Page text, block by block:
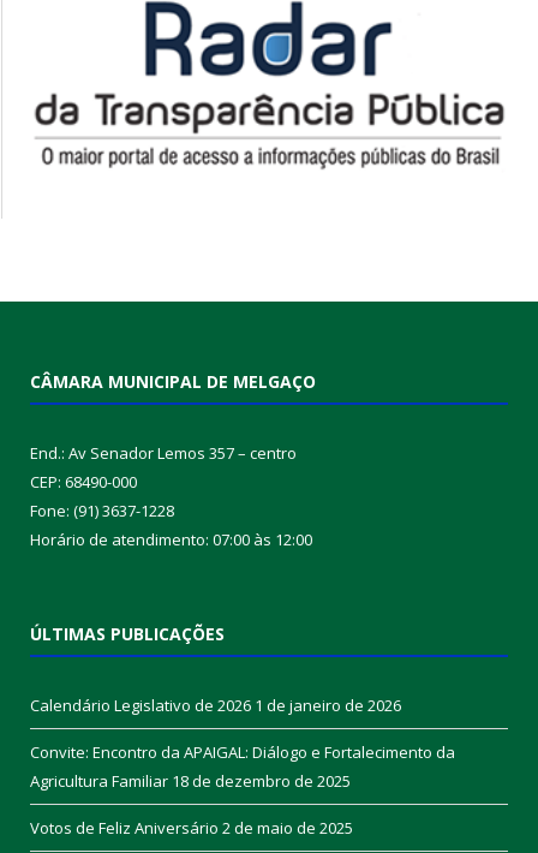
CÂMARA MUNICIPAL DE MELGAÇO
End.: Av Senador Lemos 357 – centro
CEP: 68490-000
Fone: (91) 3637-1228
Horário de atendimento: 07:00 às 12:00
ÚLTIMAS PUBLICAÇÕES
Calendário Legislativo de 2026 1 de janeiro de 2026
Convite: Encontro da APAIGAL: Diálogo e Fortalecimento da
Agricultura Familiar 18 de dezembro de 2025
Votos de Feliz Aniversário 2 de maio de 2025